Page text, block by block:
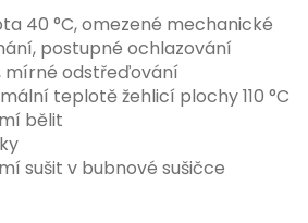
40 °C, omezené mechanické
postupné ochlazování
mírné odstřeďování
teplotě žehlicí plochy 110 °C
bělit
sušit v bubnové sušičce